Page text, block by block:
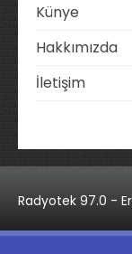
Künye
Hakkımızda
İletişim
Radyotek 97.0 -